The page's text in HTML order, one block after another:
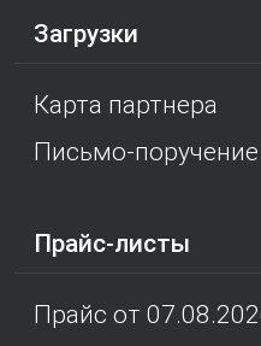
Загрузки
Карта партнера
Письмо-поручение
Прайс-листы
Прайс от